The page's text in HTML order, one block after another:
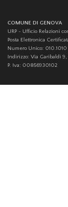
COMUNE DI GENOVA
URP - Ufficio Relazioni
Posta Elettronica
Numero Unico: 010.1010
Indirizzo: Via Garibaldi 9,
P. Iva: 00856930102